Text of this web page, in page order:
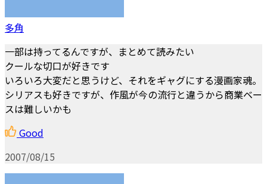
多角
一部は持ってるんですが、まとめて読みたい
クールな切口が好きです
いろいろ大変だと思うけど、それをギャグにする漫画家魂。
シリアスも好きですが、作風が今の流行と違うから商業ベー
スは難しいかも
Good
2007/08/15